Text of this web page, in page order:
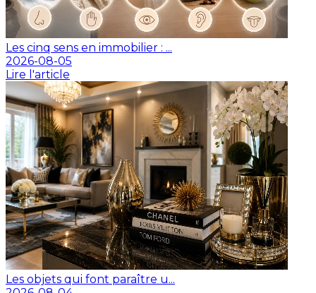
Les cinq sens en immobilier : ...
2026-08-05
Lire l'article
Les objets qui font paraître u...